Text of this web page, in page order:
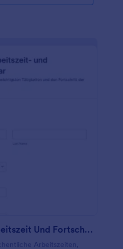
Wöchentliche Arbeitszeit Und Fortschrittsbericht Fragebogen
Arbeitszeiten,